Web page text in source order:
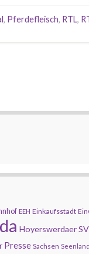
, Pferdefleisch, RTL,
EEH Einkaufsstadt
Hoyerswerdaer
Presse Sachsen Seenland